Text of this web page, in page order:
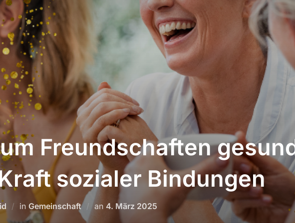
Freundschaften
sozialer Bindungen
in Gemeinschaft an Veröffentlicht
4. März 2025